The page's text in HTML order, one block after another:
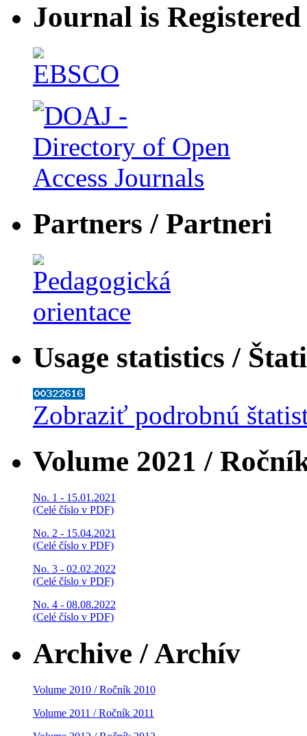
Journal is
Partners / Partneri
Usage statistics /
Zobraziť podrobnú
Volume 2021 /
No. 1 - 15.01.2021
(Celé číslo v PDF)
No. 2 - 15.04.2021
(Celé číslo v PDF)
No. 3 - 02.02.2022
(Celé číslo v PDF)
No. 4 - 08.08.2022
(Celé číslo v PDF)
Archive / Archív
Volume 2010 / Ročník 2010
Volume 2011 / Ročník 2011